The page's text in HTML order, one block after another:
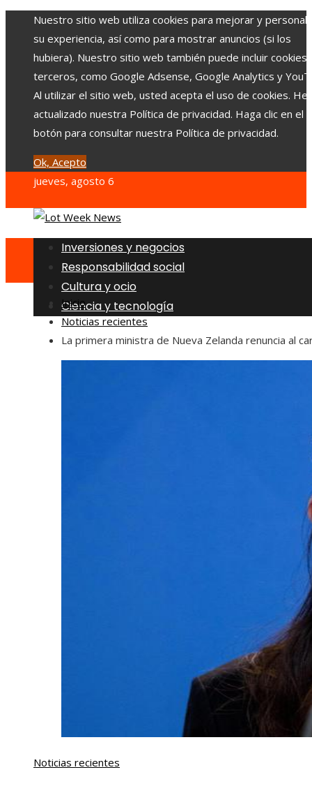
Nuestro sitio web utiliza cookies para mejorar y
su experiencia, así como para mostrar anuncios (si los
hubiera). Nuestro sitio web también puede incluir cookies
terceros, como Google Adsense, Google Analytics y
Al utilizar el sitio web, usted acepta el uso de cookies.
actualizado nuestra Política de privacidad. Haga clic en el
botón para consultar nuestra Política de privacidad.
Ok, Acepto
jueves, agosto 6
Inversiones y negocios
Responsabilidad social
Cultura y ocio
Ciencia y tecnología
Inicio
Noticias recientes
La primera ministra de Nueva Zelanda renuncia al
Noticias recientes